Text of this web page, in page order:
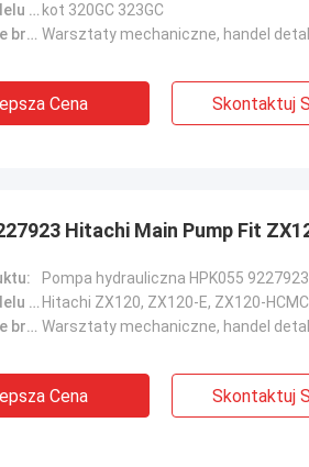
Dotyczy modelu maszyny:: kot 320GC 323GC
Obowiązujące branże::
Cena Skontaktuj
Hitachi Main Pump Fit
Pompa hydrauliczna HPK055
Dotyczy modelu maszyny::
Obowiązujące branże::
Cena Skontaktuj